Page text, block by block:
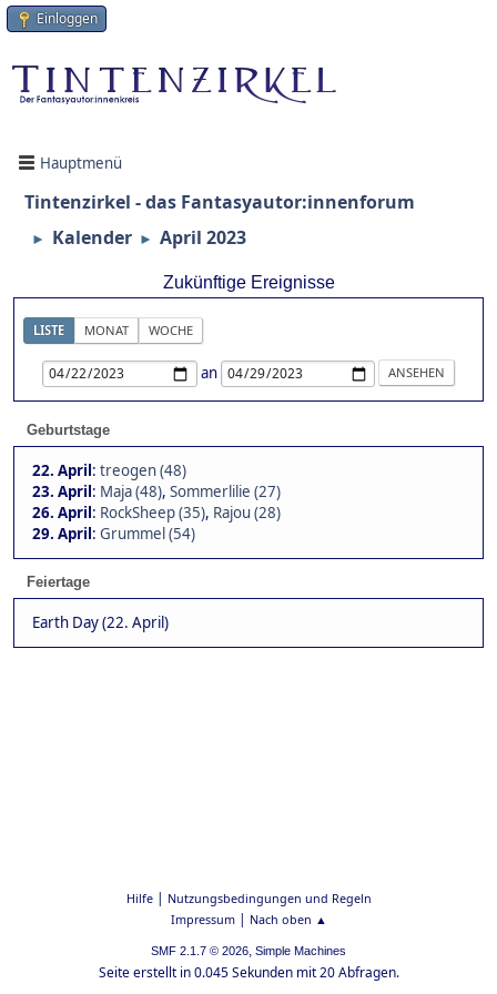
Einloggen
Hauptmenü
Tintenzirkel - das Fantasyautor:innenforum
► Kalender ► April 2023
Zukünftige Ereignisse
LISTE MONAT WOCHE
an
Geburtstage
22. April: treogen (48)
23. April: Maja (48), Sommerlilie (27)
26. April: RockSheep (35), Rajou (28)
29. April: Grummel (54)
Feiertage
Earth Day (22. April)
Hilfe| Nutzungsbedingungen und Regeln
Impressum| Nach oben ▲
SMF 2.1.7 © 2026, Simple Machines
Seite erstellt in 0.045 Sekunden mit 20 Abfragen.